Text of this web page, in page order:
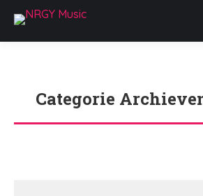
Categorie
Je bent